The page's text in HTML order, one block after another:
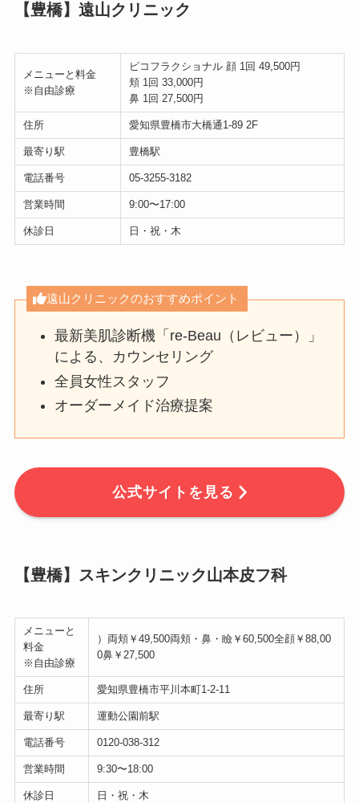
【豊橋】遠山クリニック
メニューと料金
※自由診療
ピコフラクショナル 顔 1回 49,500円
頬 1回 33,000円
鼻 1回 27,500円
住所 愛知県豊橋市大橋通1-89 2F
最寄り駅 豊橋駅
電話番号 05-3255-3182
営業時間 9:00〜17:00
休診日 日・祝・木
遠山クリニックのおすすめポイント
最新美肌診断機「re-Beau（レビュー）」
による、カウンセリング
全員女性スタッフ
オーダーメイド治療提案
公式サイトを見る
【豊橋】スキンクリニック山本皮フ科
メニューと
料金
※自由診療
）両頬￥49,500両頬・鼻・瞼￥60,500全顔￥88,00
0鼻￥27,500
住所 愛知県豊橋市平川本町1-2-11
最寄り駅 運動公園前駅
電話番号 0120-038-312
営業時間 9:30〜18:00
休診日 日・祝・木